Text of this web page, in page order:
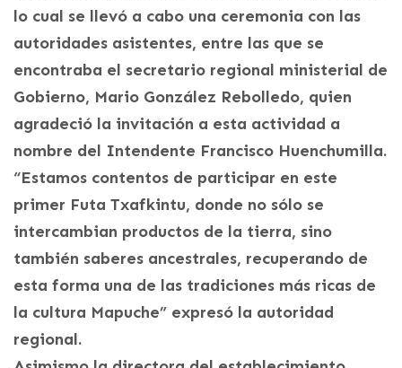
lo cual se llevó a cabo una ceremonia con las
autoridades asistentes, entre las que se
encontraba el secretario regional ministerial de
Gobierno, Mario González Rebolledo, quien
agradeció la invitación a esta actividad a
nombre del Intendente Francisco Huenchumilla.
“Estamos contentos de participar en este
primer Futa Txafkintu, donde no sólo se
intercambian productos de la tierra, sino
también saberes ancestrales, recuperando de
esta forma una de las tradiciones más ricas de
la cultura Mapuche” expresó la autoridad
regional.